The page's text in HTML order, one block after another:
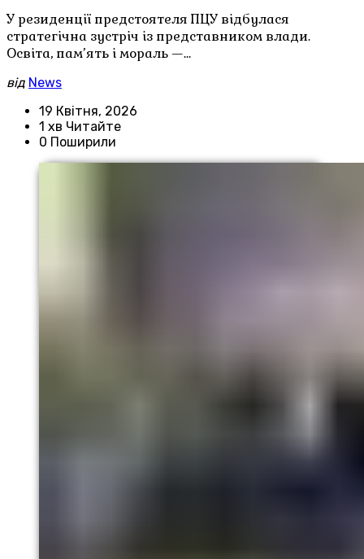
У резиденції предстоятеля ПЦУ відбулася
стратегічна зустріч із представником влади.
Освіта, пам’ять і мораль —…
від News
19 Квітня, 2026
1 хв Читайте
0 Поширили